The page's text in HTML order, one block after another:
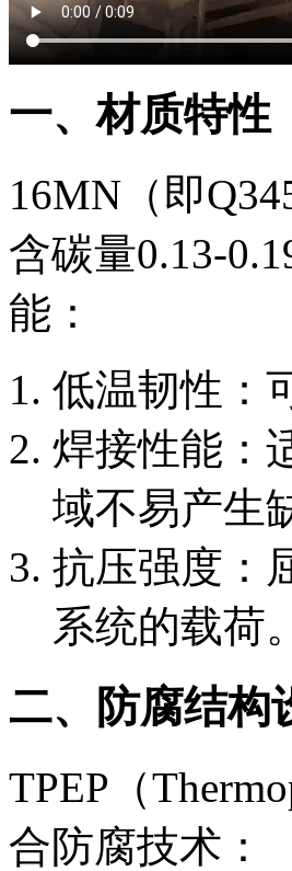
一、材质特性
16MN（即
含碳量0.13-
能：
低温韧性：
焊接性能：
域不易产生
抗压强度：
系统的载荷。
二、防腐结构
TPEP（
合防腐技术：